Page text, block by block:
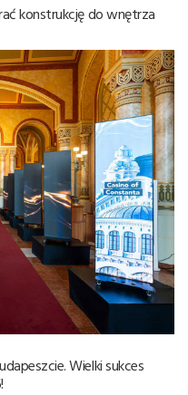
konstrukcję do wnętrza
Wielki sukces